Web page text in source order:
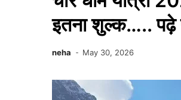
इतना शुल्क….. पढ़े
neha May 30, 2026